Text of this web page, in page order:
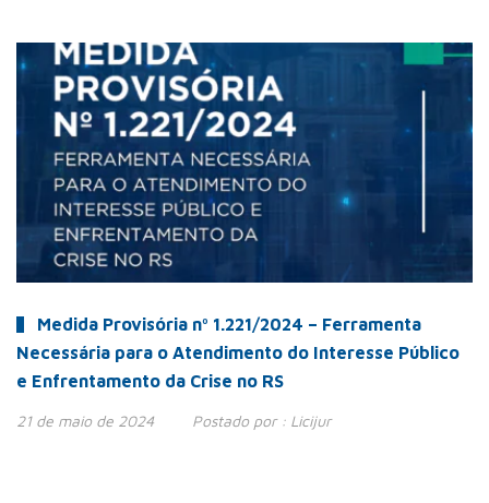
Medida Provisória nº 1.221/2024 – Ferramenta
Necessária para o Atendimento do Interesse Público
e Enfrentamento da Crise no RS
21 de maio de 2024 Postado por : Licijur